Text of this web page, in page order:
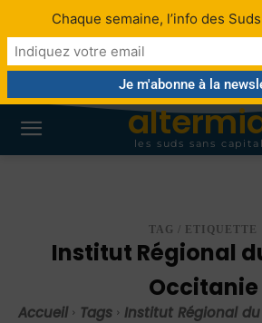
les suds sans
TAG / ETIQUETTE
Institut Régional
Occitanie
Accueil Tags Institut Régional
Chaque semaine, l’info des